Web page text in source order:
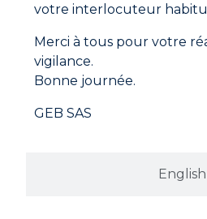
English
votre interlocuteur
Merci à tous pour votre
vigilance.
Bonne journée.
GEB SAS